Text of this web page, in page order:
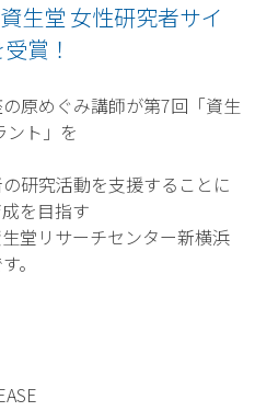
生堂 女性研究者サイ
賞！
原めぐみ講師が第7回「資生
ント」を
研究活動を支援することに
を目指す
堂リサーチセンター新横浜
。